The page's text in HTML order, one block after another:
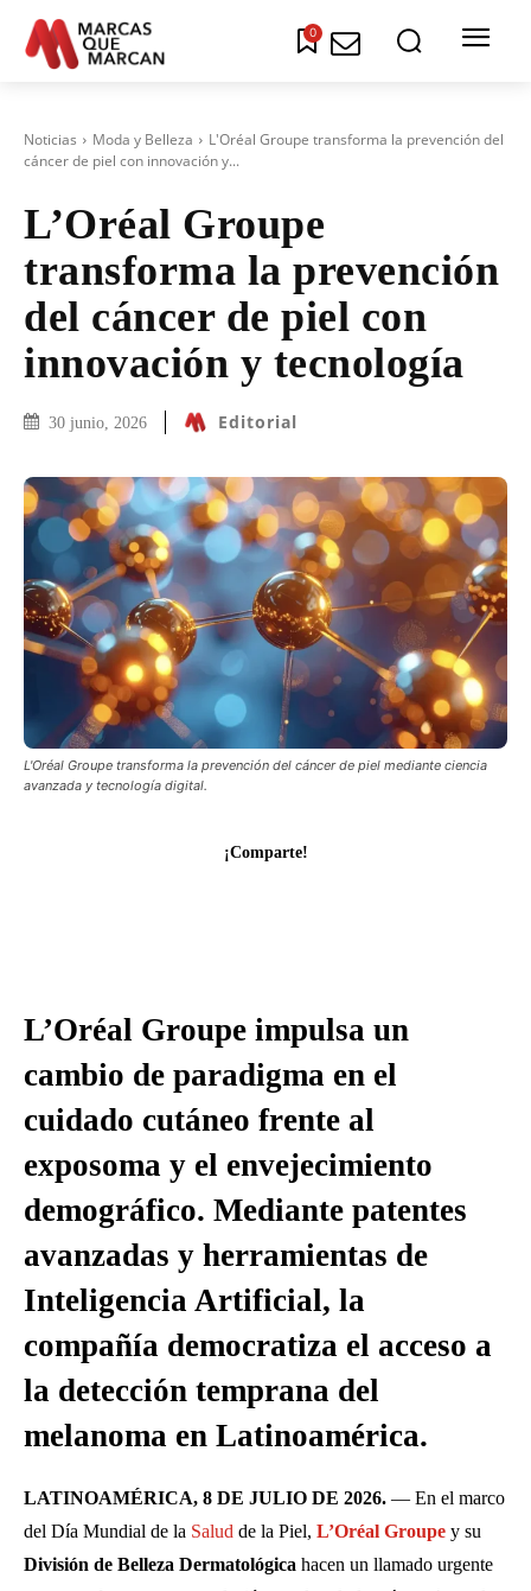
0
Noticias Moda y Belleza
L'Oréal Groupe transforma la prevención del
cáncer de piel con innovación y...
L’Oréal Groupe
transforma la prevención
del cáncer de piel con
innovación y tecnología
30 junio, 2026 Editorial
L'Oréal Groupe transforma la prevención del cáncer de piel mediante ciencia
avanzada y tecnología digital.
¡Comparte!
L’Oréal Groupe impulsa un
cambio de paradigma en el
cuidado cutáneo frente al
exposoma y el envejecimiento
demográfico. Mediante patentes
avanzadas y herramientas de
Inteligencia Artificial, la
compañía democratiza el acceso a
la detección temprana del
melanoma en Latinoamérica.
LATINOAMÉRICA, 8 DE JULIO DE 2026. — En el marco
del Día Mundial de la Salud de la Piel, L’Oréal Groupe y su
División de Belleza Dermatológica hacen un llamado urgente